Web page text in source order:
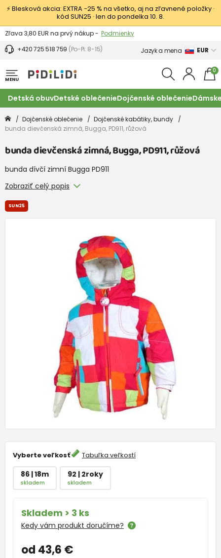
⚡ Blesková akcia: EXTRA −25 % na všetko, aj na zľavnené položky ·
kód SUN25 · len do pondelka 10. 8.
Výmena a vrátenie tovaru - Zobraziť
Zľava 3,80 EUR na prvý nákup - Podmienky
+420 725 518 759 (Po-Pi: 8-15) Jazyk a mena EUR
MENU
0
Detská obuvDetské oblečenieDojčenské oblečenie
Dojčenské oblečenie
Dojčenské kabátiky, bundy
bunda dievčenská zimná, Bugga, PD911, růžová
bunda dievčenská zimná, Bugga, PD911, růžová
bunda dívčí zimní Bugga PD911
Zobraziť celý popis
Vyberte veľkosť Tabuľka veľkostí
86 | 18m
skladem
92 | 2roky
skladem
Skladem > 3 ks
Kedy vám produkt doručíme?
od 43,6 €
SUN25